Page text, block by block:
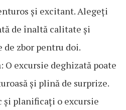
și excitant. Alegeți
de înaltă calitate și
zbor pentru doi.
: O excursie deghizată poate
și plină de surprize.
planificați o excursie